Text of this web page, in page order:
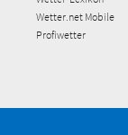
Wetter.net Mobile
Profiwetter